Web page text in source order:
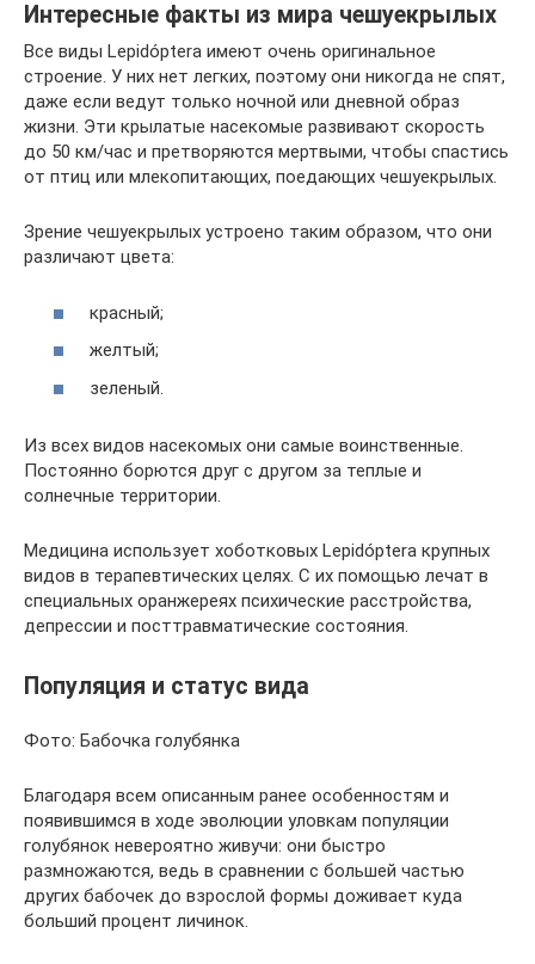
Интересные факты из мира чешуекрылых
Все виды Lepidóptera имеют очень оригинальное
строение. У них нет легких, поэтому они никогда не спят,
даже если ведут только ночной или дневной образ
жизни. Эти крылатые насекомые развивают скорость
до 50 км/час и претворяются мертвыми, чтобы спастись
от птиц или млекопитающих, поедающих чешуекрылых.
Зрение чешуекрылых устроено таким образом, что они
различают цвета:
красный;
желтый;
зеленый.
Из всех видов насекомых они самые воинственные.
Постоянно борются друг с другом за теплые и
солнечные территории.
Медицина использует хоботковых Lepidóptera крупных
видов в терапевтических целях. С их помощью лечат в
специальных оранжереях психические расстройства,
депрессии и посттравматические состояния.
Популяция и статус вида
Фото: Бабочка голубянка
Благодаря всем описанным ранее особенностям и
появившимся в ходе эволюции уловкам популяции
голубянок невероятно живучи: они быстро
размножаются, ведь в сравнении с большей частью
других бабочек до взрослой формы доживает куда
больший процент личинок.